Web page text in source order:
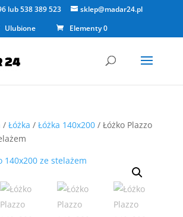
lub538 389 523
sklep@madar24.pl
Ulubione
Elementy 0
/ Łóżka / Łóżka 140x200/ Łóżko Plazzo